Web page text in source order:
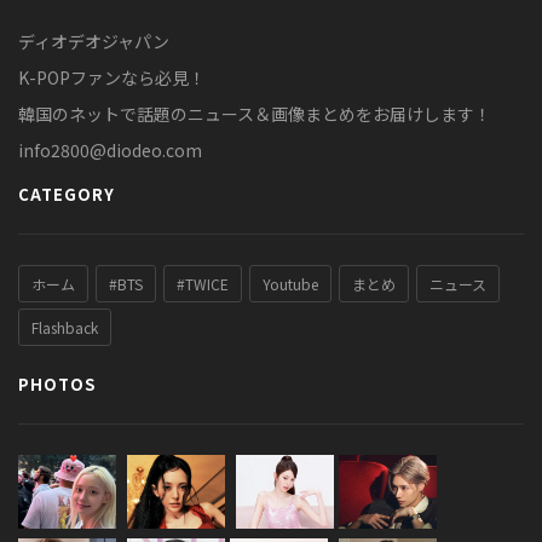
ディオデオジャパン
K-POPファンなら必見！
韓国のネットで話題のニュース＆画像まとめをお届けします！
info2800@diodeo.com
CATEGORY
ホーム #BTS #TWICE Youtube まとめ ニュース
Flashback
PHOTOS